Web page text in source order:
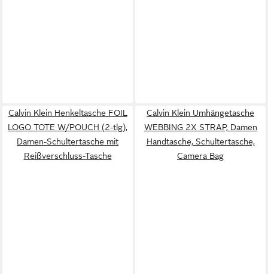
Calvin Klein Henkeltasche FOIL
LOGO TOTE W/POUCH (2-tlg),
Damen-Schultertasche mit
Reißverschluss-Tasche
Calvin Klein Umhängetasche
WEBBING 2X STRAP, Damen
Handtasche, Schultertasche,
Camera Bag